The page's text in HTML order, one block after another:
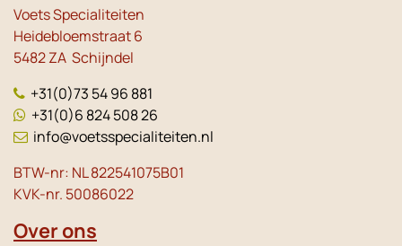
Voets Specialiteiten
Heidebloemstraat 6
5482 ZA Schijndel
+31(0)73 54 96 881
+31(0)6 824 508 26
info@voetsspecialiteiten.nl
BTW-nr: NL 822541075B01
KVK-nr. 50086022
Over ons